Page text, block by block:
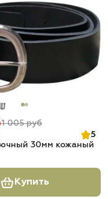
1 005 руб
5
30мм кожаный
Купить